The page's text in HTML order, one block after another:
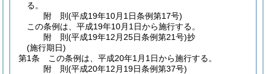
る。
附 則(平成19年10月1日条例第17号)
この条例は、平成19年10月1日から施行する。
附 則(平成19年12月25日条例第21号)抄
(施行期日)
第1条
この条例は、平成20年1月1日から施行する。
附 則(平成20年12月19日条例第37号)